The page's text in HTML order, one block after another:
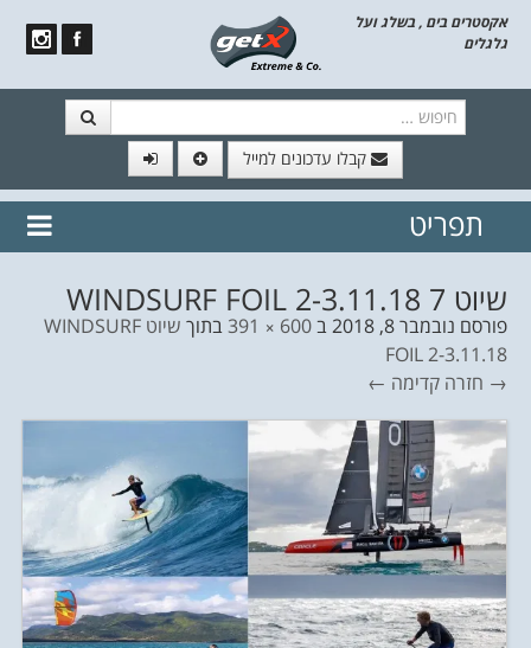
אקסטרים בים , בשלג ועל
גלגלים
קבלו עדכונים למייל
// הצטרף לרשימת תפוצה!
נשמח
תפריט
שיוט WINDSURF FOIL 2-3.11.18 7
פורסם נובמבר 8, 2018 ב600 × 391 בתוך
שיוט WINDSURF
FOIL 2-3.11.18
→ חזרה קדימה ←